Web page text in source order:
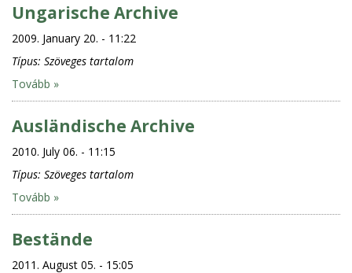
Ungarische Archive
2009. January 20. - 11:22
Típus: Szöveges tartalom
Tovább »
Ausländische Archive
2010. July 06. - 11:15
Típus: Szöveges tartalom
Tovább »
Bestände
2011. August 05. - 15:05